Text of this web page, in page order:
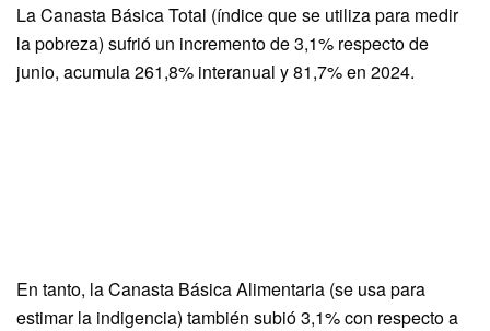
La Canasta Básica Total (índice que se utiliza para medir
la pobreza) sufrió un incremento de 3,1% respecto de
junio, acumula 261,8% interanual y 81,7% en 2024.
En tanto, la Canasta Básica Alimentaria (se usa para
estimar la indigencia) también subió 3,1% con respecto a